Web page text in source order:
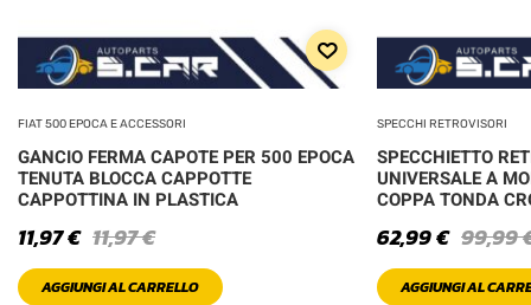
FIAT 500 EPOCA E ACCESSORI
GANCIO FERMA CAPOTE PER 500 EPOCA
TENUTA BLOCCA CAPPOTTE
CAPPOTTINA IN PLASTICA
11,97€
11,97€
AGGIUNGI AL CARRELLO
SPECCHI RETROVISORI
SPECCHIETTO
UNIVERSALE A
COPPA TONDA
99,99
62,99€
AGGIUNGI AL